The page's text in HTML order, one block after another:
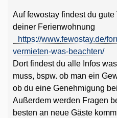
Auf fewostay findest du
deiner Ferienwohnung
https://www.fewostay.de/
vermieten-was-beachten/
Dort findest du alle Infos
muss, bspw. ob man ein
ob du eine Genehmigung
Außerdem werden Fragen
besten an neue Gäste